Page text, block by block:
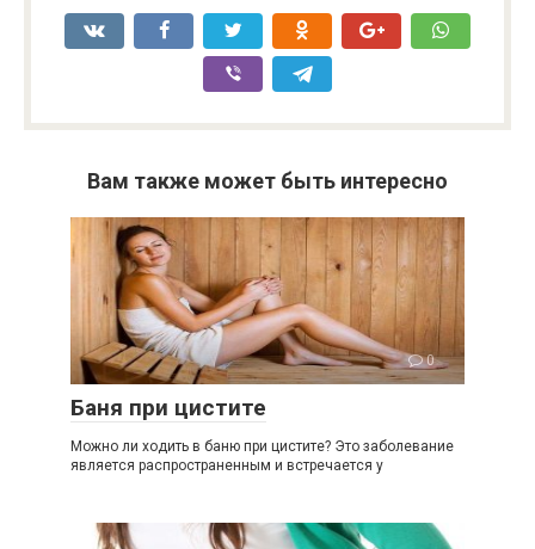
Вам также может быть интересно
0
Баня при цистите
Можно ли ходить в баню при цистите? Это заболевание
является распространенным и встречается у